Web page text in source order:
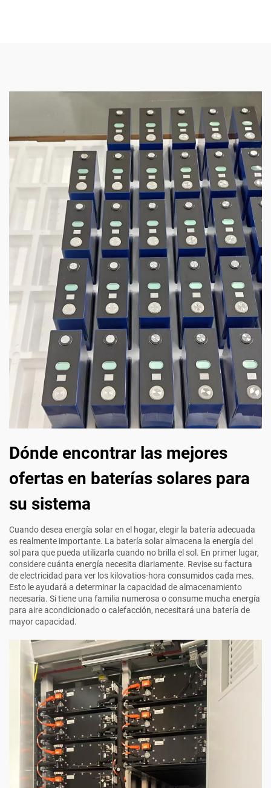
Dónde encontrar las mejores
ofertas en baterías solares para
su sistema
Cuando desea energía solar en el hogar, elegir la batería adecuada
es realmente importante. La batería solar almacena la energía del
sol para que pueda utilizarla cuando no brilla el sol. En primer lugar,
considere cuánta energía necesita diariamente. Revise su factura
de electricidad para ver los kilovatios-hora consumidos cada mes.
Esto le ayudará a determinar la capacidad de almacenamiento
necesaria. Si tiene una familia numerosa o consume mucha energía
para aire acondicionado o calefacción, necesitará una batería de
mayor capacidad.